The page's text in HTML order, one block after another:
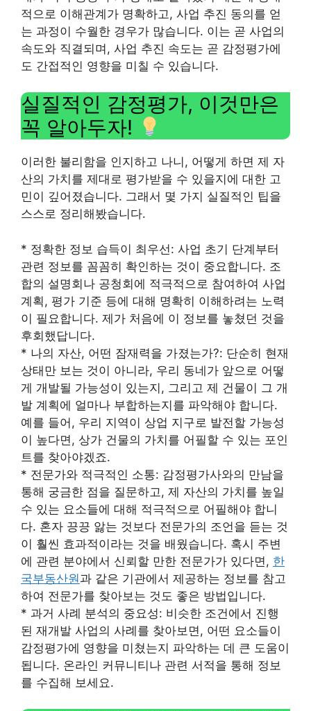
적으로 이해관계가 명확하고, 사업 추진 동의를 얻
는 과정이 수월한 경우가 많습니다. 이는 곧 사업의
속도와 직결되며, 사업 추진 속도는 곧 감정평가에
도 간접적인 영향을 미칠 수 있습니다.
실질적인 감정평가, 이것만은
꼭 알아두자!
이러한 불리함을 인지하고 나니, 어떻게 하면 제 자
산의 가치를 제대로 평가받을 수 있을지에 대한 고
민이 깊어졌습니다. 그래서 몇 가지 실질적인 팁을
스스로 정리해봤습니다.
* 정확한 정보 습득이 최우선: 사업 초기 단계부터
관련 정보를 꼼꼼히 확인하는 것이 중요합니다. 조
합의 설명회나 공청회에 적극적으로 참여하여 사업
계획, 평가 기준 등에 대해 명확히 이해하려는 노력
이 필요합니다. 제가 처음에 이 정보를 놓쳤던 것을
후회했답니다.
* 나의 자산, 어떤 잠재력을 가졌는가?: 단순히 현재
상태만 보는 것이 아니라, 우리 동네가 앞으로 어떻
게 개발될 가능성이 있는지, 그리고 제 건물이 그 개
발 계획에 얼마나 부합하는지를 파악해야 합니다.
예를 들어, 우리 지역이 상업 지구로 발전할 가능성
이 높다면, 상가 건물의 가치를 어필할 수 있는 포인
트를 찾아야겠죠.
* 전문가와 적극적인 소통: 감정평가사와의 만남을
통해 궁금한 점을 질문하고, 제 자산의 가치를 높일
수 있는 요소들에 대해 적극적으로 어필해야 합니
다. 혼자 끙끙 앓는 것보다 전문가의 조언을 듣는 것
이 훨씬 효과적이라는 것을 배웠습니다. 혹시 주변
에 관련 분야에서 신뢰할 만한 전문가가 있다면, 한
국부동산원과 같은 기관에서 제공하는 정보를 참고
하여 전문가를 찾아보는 것도 좋은 방법입니다.
* 과거 사례 분석의 중요성: 비슷한 조건에서 진행
된 재개발 사업의 사례를 찾아보면, 어떤 요소들이
감정평가에 영향을 미쳤는지 파악하는 데 큰 도움이
됩니다. 온라인 커뮤니티나 관련 서적을 통해 정보
를 수집해 보세요.